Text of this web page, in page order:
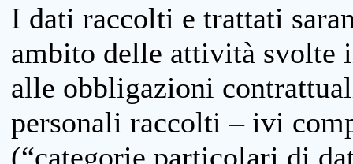
I dati raccolti e trattati
ambito delle attività svolte
alle obbligazioni
personali raccolti – ivi
(“categorie particolari di